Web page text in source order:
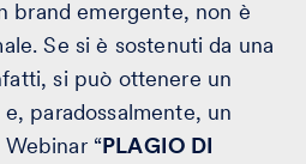
brand emergente, non è
Se si è sostenuti da una
si può ottenere un
e, paradossalmente, un
“PLAGIO DI